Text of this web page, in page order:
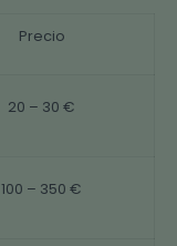
Precio
20 – 30 €
100 – 350 €